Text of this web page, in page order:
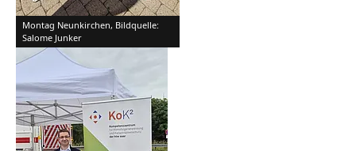
Montag Neunkirchen, Bildquelle:
Salome Junker